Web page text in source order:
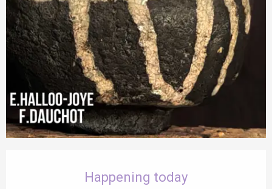
Happening today